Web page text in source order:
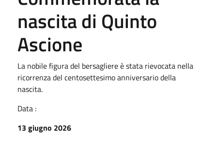
nascita di Quinto
Ascione
La nobile figura del bersagliere è stata rievocata nella
ricorrenza del centosettesimo anniversario della
nascita.
Data :
13 giugno 2026